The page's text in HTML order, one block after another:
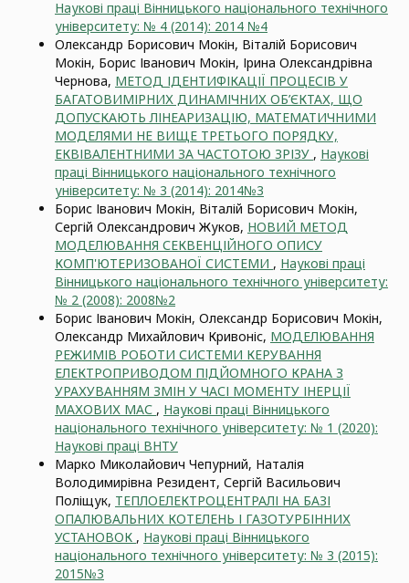
Наукові праці Вінницького національного технічного
університету: № 4 (2014): 2014 №4
Олександр Борисович Мокін, Віталій Борисович
Мокін, Борис Іванович Мокін, Ірина Олександрівна
Чернова, МЕТОД ІДЕНТИФІКАЦІЇ ПРОЦЕСІВ У
БАГАТОВИМІРНИХ ДИНАМІЧНИХ ОБ’ЄКТАХ, ЩО
ДОПУСКАЮТЬ ЛІНЕАРИЗАЦІЮ, МАТЕМАТИЧНИМИ
МОДЕЛЯМИ НЕ ВИЩЕ ТРЕТЬОГО ПОРЯДКУ,
ЕКВІВАЛЕНТНИМИ ЗА ЧАСТОТОЮ ЗРІЗУ , Наукові
праці Вінницького національного технічного
університету: № 3 (2014): 2014№3
Борис Іванович Мокін, Віталій Борисович Мокін,
Сергій Олександрович Жуков, НОВИЙ МЕТОД
МОДЕЛЮВАННЯ СЕКВЕНЦІЙНОГО ОПИСУ
КОМП'ЮТЕРИЗОВАНОЇ СИСТЕМИ , Наукові праці
Вінницького національного технічного університету:
№ 2 (2008): 2008№2
Борис Іванович Мокін, Олександр Борисович Мокін,
Олександр Михайлович Кривоніс, МОДЕЛЮВАННЯ
РЕЖИМІВ РОБОТИ СИСТЕМИ КЕРУВАННЯ
ЕЛЕКТРОПРИВОДОМ ПІДЙОМНОГО КРАНА З
УРАХУВАННЯМ ЗМІН У ЧАСІ МОМЕНТУ ІНЕРЦІЇ
МАХОВИХ МАС , Наукові праці Вінницького
національного технічного університету: № 1 (2020):
Наукові праці ВНТУ
Марко Миколайович Чепурний, Наталія
Володимирівна Резидент, Сергій Васильович
Поліщук, ТЕПЛОЕЛЕКТРОЦЕНТРАЛІ НА БАЗІ
ОПАЛЮВАЛЬНИХ КОТЕЛЕНЬ І ГАЗОТУРБІННИХ
УСТАНОВОК , Наукові праці Вінницького
національного технічного університету: № 3 (2015):
2015№3